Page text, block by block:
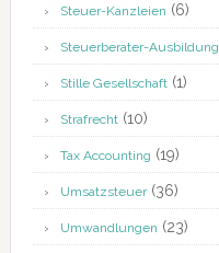
Steuer-Kanzleien (6)
Steuerberater-Ausbildung
Stille Gesellschaft(1)
Strafrecht(10)
Tax Accounting (19)
Umsatzsteuer(36)
Umwandlungen (23)